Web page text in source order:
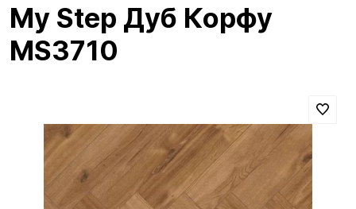
My Step Дуб Корфу
MS3710